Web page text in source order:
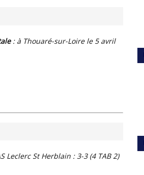
: à Thouaré-sur-Loire le 5 avril
Leclerc St Herblain : 3-3 (4 TAB 2)